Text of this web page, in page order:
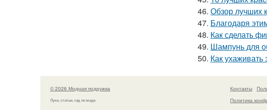
46. Обзор лучших
47. Благодаря
48. Как сделать
49. Шампунь для
50. Как
© 2026 Модная подружка
Луки, статьи, гид по моде
Контакты
Политика